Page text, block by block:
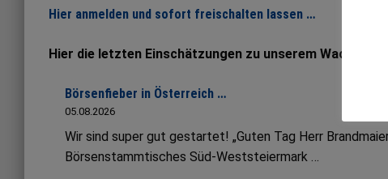
Hier anmelden und sofort freischalten lassen …
Hier die letzten Einschätzungen zu unserem
Börsenfieber in Österreich …
05.08.2026
Wir sind super gut gestartet! „Guten Tag Herr
Börsenstammtisches Süd-Weststeiermark …